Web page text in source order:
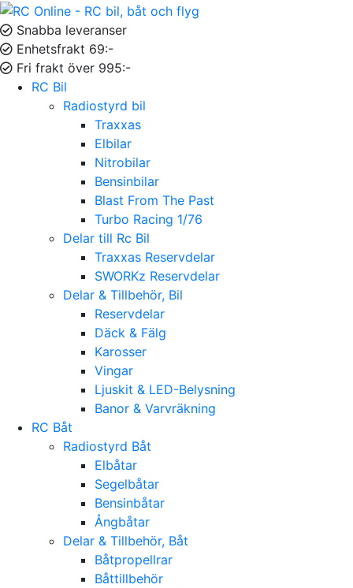
Snabba leveranser
Enhetsfrakt 69:-
Fri frakt över 995:-
RC Bil
Radiostyrd bil
Traxxas
Elbilar
Nitrobilar
Bensinbilar
Blast From The Past
Turbo Racing 1/76
Delar till Rc Bil
Traxxas Reservdelar
SWORKz Reservdelar
Delar & Tillbehör, Bil
Reservdelar
Däck & Fälg
Karosser
Vingar
Ljuskit & LED-Belysning
Banor & Varvräkning
RC Båt
Radiostyrd Båt
Elbåtar
Segelbåtar
Bensinbåtar
Ångbåtar
Delar & Tillbehör, Båt
Båtpropellrar
Båttillbehör